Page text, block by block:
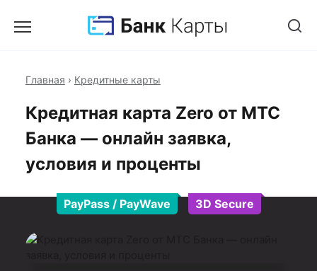
Главная › Кредитные карты
Кредитная карта Zero от МТС
Банка — онлайн заявка,
условия и проценты
PayPass / PayWave 3D Secure